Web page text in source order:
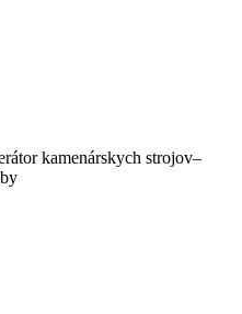
kamenárskych strojov–